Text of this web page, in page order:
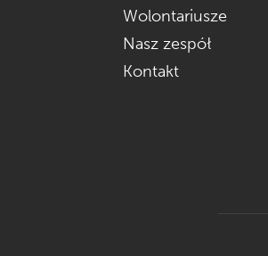
Wolontariusze
Nasz zespół
Kontakt